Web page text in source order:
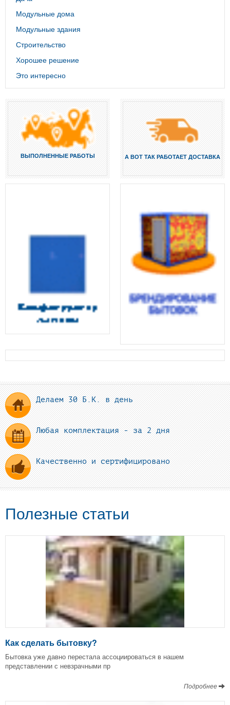
Модульные дома
Модульные здания
Строительство
Хорошее решение
Это интересно
ВЫПОЛНЕННЫЕ РАБОТЫ А ВОТ ТАК РАБОТАЕТ ДОСТАВКА
Делаем 30 Б.К. в день
Любая комплектация - за 2 дня
Качественно и сертифицировано
Полезные статьи
Как сделать бытовку?
Бытовка уже давно перестала ассоциироваться в нашем
представлении с невзрачными пр
Подробнее